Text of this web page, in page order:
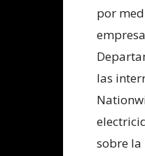
por
las
sobre la